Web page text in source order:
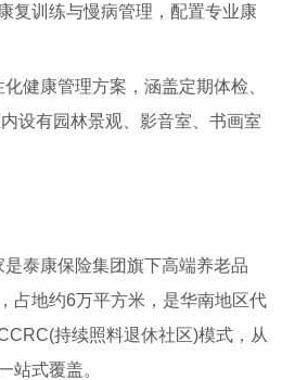
复训练与慢病管理，配置专业康
康管理方案，涵盖定期体检、
设有园林景观、影音室、书画室
泰康保险集团旗下高端养老品
占地约6万平方米，是华南地区代
持续照料退休社区)模式，从
站式覆盖。